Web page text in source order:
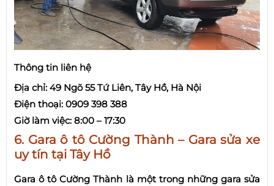
Thông tin liên hệ
Địa chỉ: 49 Ngõ 55 Tứ Liên, Tây Hồ, Hà Nội
Điện thoại: 0909 398 388
Giờ làm việc: 8:00 – 17:30
6. Gara ô tô Cường Thành – Gara sửa xe
uy tín tại Tây Hồ
Gara ô tô Cường Thành là một trong những gara sửa